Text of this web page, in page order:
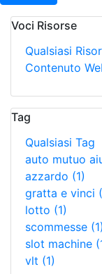
Voci Risorse
Qualsiasi
Contenuto
Tag
Qualsiasi Tag
auto mutuo
azzardo (1)
gratta e vinci
lotto (1)
scommesse (1)
slot machine
vlt (1)